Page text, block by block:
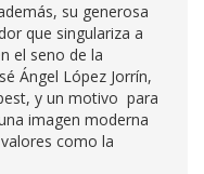
su generosa
que singulariza a
el seno de la
Ángel López Jorrín,
y un motivo para
imagen moderna
como la